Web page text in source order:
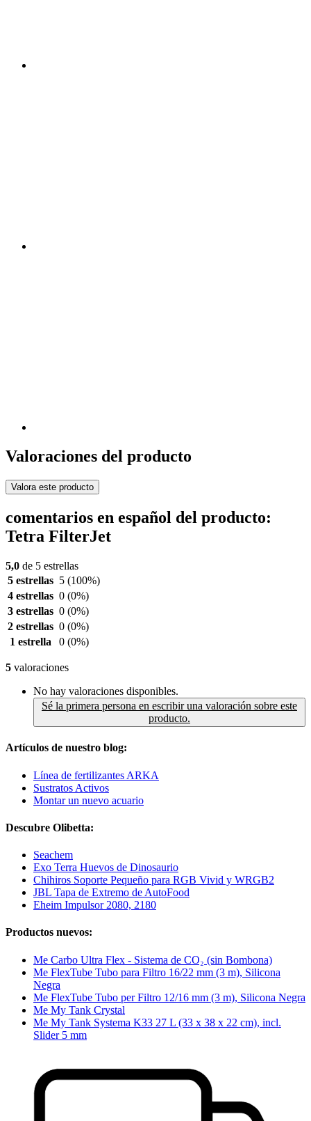
Valoraciones del producto
Valora este producto
comentarios en español del producto:
Tetra FilterJet
5,0 de 5 estrellas
5 estrellas 5 (100%)
4 estrellas 0 (0%)
3 estrellas 0 (0%)
2 estrellas 0 (0%)
1 estrella
0 (0%)
5 valoraciones
No hay valoraciones disponibles.
Sé la primera persona en escribir una valoración sobre este
producto.
Artículos de nuestro blog:
Línea de fertilizantes ARKA
Sustratos Activos
Montar un nuevo acuario
Descubre Olibetta:
Seachem
Exo Terra Huevos de Dinosaurio
Chihiros Soporte Pequeño para RGB Vivid y WRGB2
JBL Tapa de Extremo de AutoFood
Eheim Impulsor 2080, 2180
Productos nuevos:
Me Carbo Ultra Flex - Sistema de CO₂ (sin Bombona)
Me FlexTube Tubo para Filtro 16/22 mm (3 m), Silicona
Negra
Me FlexTube Tubo per Filtro 12/16 mm (3 m), Silicona Negra
Me My Tank Crystal
Me My Tank Systema K33 27 L (33 x 38 x 22 cm), incl.
Slider 5 mm